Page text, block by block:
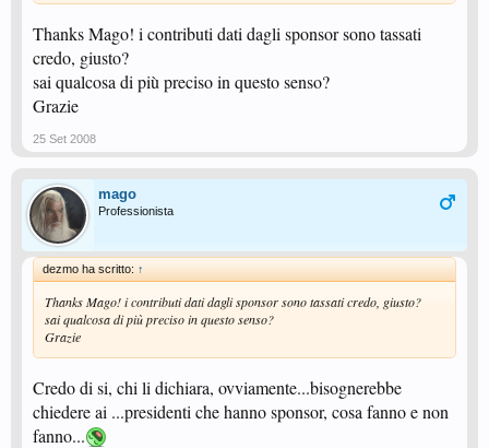
Thanks Mago! i contributi dati dagli sponsor sono tassati
credo, giusto?
sai qualcosa di più preciso in questo senso?
Grazie
25 Set 2008
mago
Professionista
dezmo ha scritto: ↑
Thanks Mago! i contributi dati dagli sponsor sono tassati credo, giusto?
sai qualcosa di più preciso in questo senso?
Grazie
Credo di si, chi li dichiara, ovviamente...bisognerebbe
chiedere ai ...presidenti che hanno sponsor, cosa fanno e non
fanno...